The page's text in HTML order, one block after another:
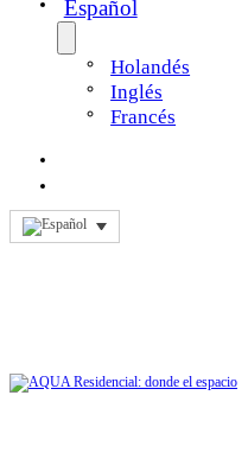
Español
Holandés
Inglés
Francés